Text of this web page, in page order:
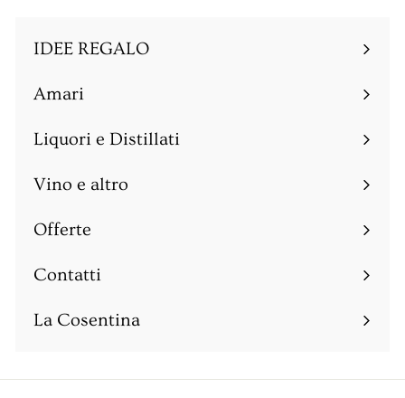
,
IDEE REGALO
Amari
Espandi
sottomenu
Liquori e Distillati
Espandi
sottomenu
Vino e altro
Espandi
sottomenu
Offerte
Espandi
sottomenu
Contatti
Espandi
sottomenu
La Cosentina